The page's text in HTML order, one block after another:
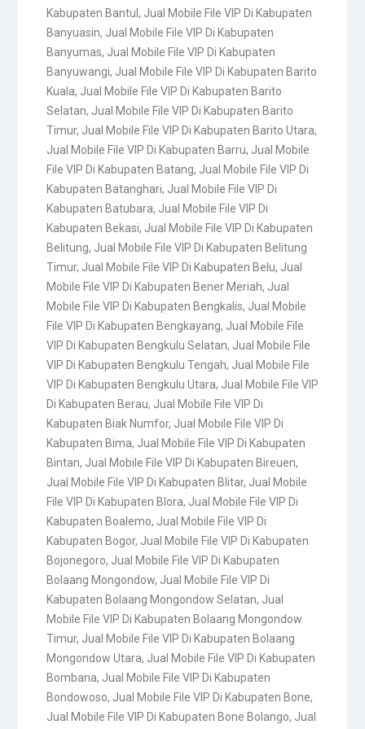
Kabupaten Bantul , Jual Mobile File VIP Di Kabupaten
Banyuasin, Jual Mobile File VIP Di Kabupaten
Banyumas, Jual Mobile File VIP Di Kabupaten
Banyuwangi, Jual Mobile File VIP Di Kabupaten Barito
Kuala, Jual Mobile File VIP Di Kabupaten Barito
Selatan, Jual Mobile File VIP Di Kabupaten Barito
Timur, Jual Mobile File VIP Di Kabupaten Barito Utara,
Jual Mobile File VIP Di Kabupaten Barru, Jual Mobile
File VIP Di Kabupaten Batang, Jual Mobile File VIP Di
Kabupaten Batanghari, Jual Mobile File VIP Di
Kabupaten Batubara, Jual Mobile File VIP Di
Kabupaten Bekasi, Jual Mobile File VIP Di Kabupaten
Belitung, Jual Mobile File VIP Di Kabupaten Belitung
Timur, Jual Mobile File VIP Di Kabupaten Belu, Jual
Mobile File VIP Di Kabupaten Bener Meriah, Jual
Mobile File VIP Di Kabupaten Bengkalis, Jual Mobile
File VIP Di Kabupaten Bengkayang, Jual Mobile File
VIP Di Kabupaten Bengkulu Selatan, Jual Mobile File
VIP Di Kabupaten Bengkulu Tengah, Jual Mobile File
VIP Di Kabupaten Bengkulu Utara, Jual Mobile File VIP
Di Kabupaten Berau, Jual Mobile File VIP Di
Kabupaten Biak Numfor, Jual Mobile File VIP Di
Kabupaten Bima, Jual Mobile File VIP Di Kabupaten
Bintan, Jual Mobile File VIP Di Kabupaten Bireuen,
Jual Mobile File VIP Di Kabupaten Blitar, Jual Mobile
File VIP Di Kabupaten Blora, Jual Mobile File VIP Di
Kabupaten Boalemo, Jual Mobile File VIP Di
Kabupaten Bogor, Jual Mobile File VIP Di Kabupaten
Bojonegoro, Jual Mobile File VIP Di Kabupaten
Bolaang Mongondow, Jual Mobile File VIP Di
Kabupaten Bolaang Mongondow Selatan, Jual
Mobile File VIP Di Kabupaten Bolaang Mongondow
Timur, Jual Mobile File VIP Di Kabupaten Bolaang
Mongondow Utara, Jual Mobile File VIP Di Kabupaten
Bombana, Jual Mobile File VIP Di Kabupaten
Bondowoso, Jual Mobile File VIP Di Kabupaten Bone,
Jual Mobile File VIP Di Kabupaten Bone Bolango, Jual